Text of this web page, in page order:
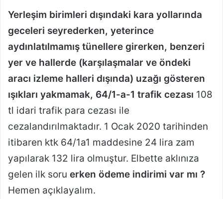
Yerleşim birimleri dışındaki kara yollarında
geceleri seyrederken, yeterince
aydınlatılmamış tünellere girerken, benzeri
yer ve hallerde (karşılaşmalar ve öndeki
aracı izleme halleri dışında) uzağı gösteren
ışıkları yakmamak, 64/1-a-1 trafik cezası 108
tl idari trafik para cezası ile
cezalandırılmaktadır. 1 Ocak 2020 tarihinden
itibaren ktk 64/1a1 maddesine 24 lira zam
yapılarak 132 lira olmuştur. Elbette aklınıza
gelen ilk soru erken ödeme indirimi var mı ?
Hemen açıklayalım.